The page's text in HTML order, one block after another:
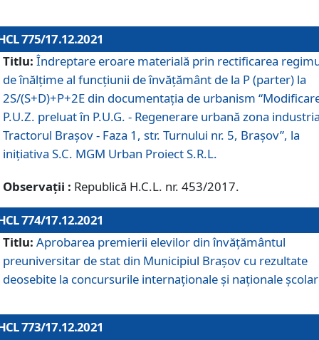
775/17.12.2021
Titlu: Îndreptare eroare materială prin rectificarea
de înălţime al funcţiunii de învăţământ de la P (parter) la
2S/(S+D)+P+2E din documentaţia de urbanism
P.U.Z. preluat în P.U.G. - Regenerare urbană zona
Tractorul Braşov - Faza 1, str. Turnului nr. 5, Braşov”, la
iniţiativa S.C. MGM Urban Proiect S.R.L.
Observații : Republică H.C.L. nr. 453/2017.
774/17.12.2021
Titlu: Aprobarea premierii elevilor din învățământul
preuniversitar de stat din Municipiul Brașov cu rezultate
deosebite la concursurile internaționale și naționale
773/17.12.2021